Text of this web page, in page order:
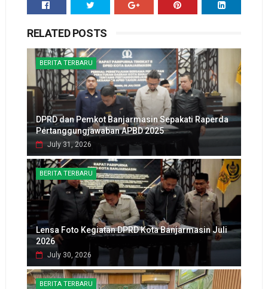
RELATED POSTS
BERITA TERBARU
DPRD dan Pemkot Banjarmasin Sepakati Raperda
Pertanggungjawaban APBD 2025
July 31, 2026
BERITA TERBARU
Lensa Foto Kegiatan DPRD Kota Banjarmasin Juli
2026
July 30, 2026
BERITA TERBARU